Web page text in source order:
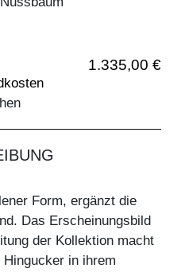
1.335,00 €
Form, ergänzt die
Das Erscheinungsbild
der Kollektion macht
in ihrem